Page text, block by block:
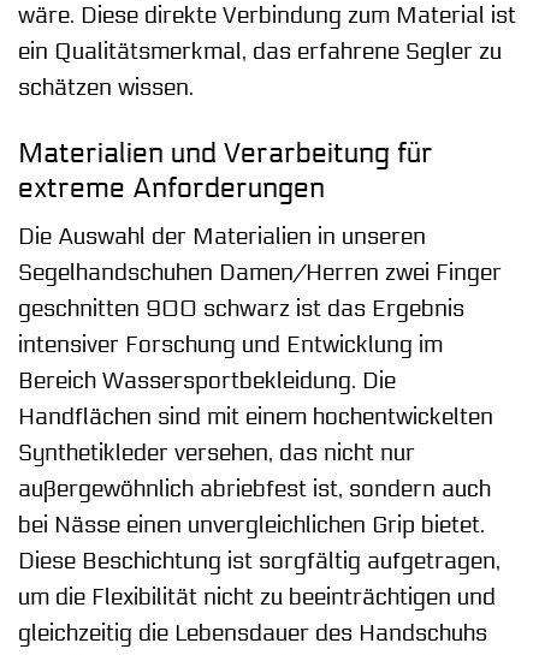
wäre. Diese direkte Verbindung zum Material ist
ein Qualitätsmerkmal, das erfahrene Segler zu
schätzen wissen.
Materialien und Verarbeitung für
extreme Anforderungen
Die Auswahl der Materialien in unseren
Segelhandschuhen Damen/Herren zwei Finger
geschnitten 900 schwarz ist das Ergebnis
intensiver Forschung und Entwicklung im
Bereich Wassersportbekleidung. Die
Handflächen sind mit einem hochentwickelten
Synthetikleder versehen, das nicht nur
außergewöhnlich abriebfest ist, sondern auch
bei Nässe einen unvergleichlichen Grip bietet.
Diese Beschichtung ist sorgfältig aufgetragen,
um die Flexibilität nicht zu beeinträchtigen und
gleichzeitig die Lebensdauer des Handschuhs